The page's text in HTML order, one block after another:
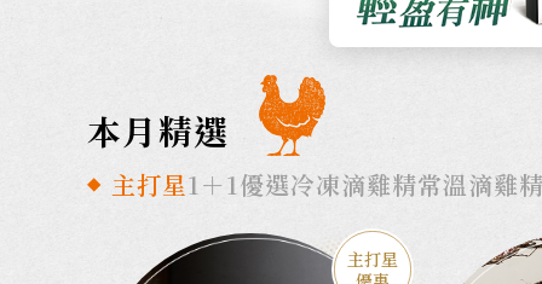
本月精選
主打星1＋1優選冷凍滴雞精常溫滴雞
主打星